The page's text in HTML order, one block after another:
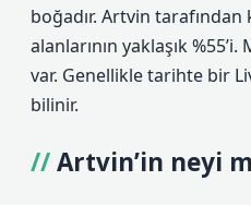
boğadır. Artvin
alanlarının yaklaşık
var. Genellikle tarihte bir
bilinir.
Artvin’in neyi